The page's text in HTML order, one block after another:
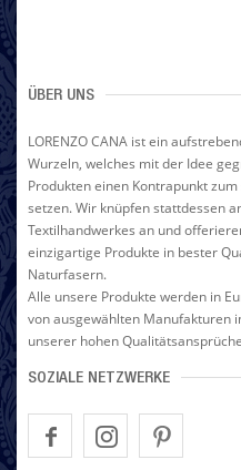
ÜBER UNS
LORENZO CANA ist ein
Wurzeln, welches mit der Idee
Produkten einen Kontrapunkt
setzen. Wir knüpfen stattdessen
Textilhandwerkes an und
einzigartige Produkte in bester
Naturfasern.
Alle unsere Produkte werden in
von ausgewählten Manufakturen
unserer hohen
SOZIALE NETZWERKE